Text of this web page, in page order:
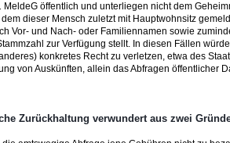
MeldeG öffentlich und unterliegen nicht dem
dieser Mensch zuletzt mit Hauptwohnsitz
Vor- und Nach- oder Familiennamen sowie
zur Verfügung stellt. In diesen Fällen
konkretes Recht zu verletzen, etwa des
von Auskünften, allein das Abfragen öffentlicher
Zurückhaltung verwundert aus zwei